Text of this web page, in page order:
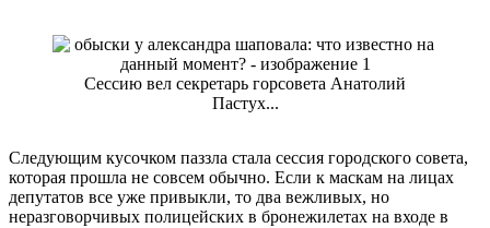
Сессию вел секретарь горсовета Анатолий
Пастух...
Следующим кусочком паззла стала сессия городского совета,
которая прошла не совсем обычно. Если к маскам на лицах
депутатов все уже привыкли, то два вежливых, но
неразговорчивых полицейских в бронежилетах на входе в